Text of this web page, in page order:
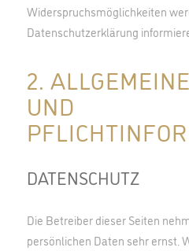
Widerspruchsmöglichkeiten
Datenschutzerklärung
2.
UND
DATENSCHUTZ
Die Betreiber dieser Seiten
persönlichen Daten sehr ernst.